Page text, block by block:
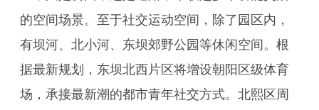
的空间场景。至于社交运动空间，除了园区内，
有坝河、北小河、东坝郊野公园等休闲空间。根
据最新规划，东坝北西片区将增设朝阳区级体育
场，承接最新潮的都市青年社交方式。北熙区周